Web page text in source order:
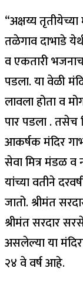
“अक्षय्य
तळेगाव दाभाडे
व एकतारी
पडला. या वेळी
लावला होता व
पार पडला . तसेच
आकर्षक मंदिर
सेवा मित्र मंडळ
यांच्या वतीने
जातो. श्रीमंत
श्रीमंत सरदार
असलेल्या या
२४ वे वर्ष आहे.